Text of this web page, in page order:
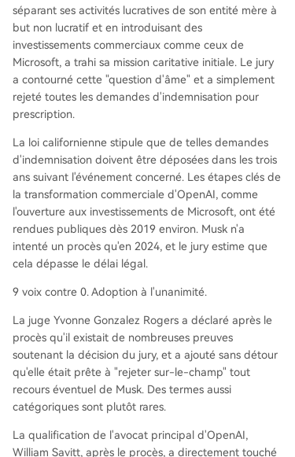
séparant ses activités lucratives de son entité mère à
but non lucratif et en introduisant des
investissements commerciaux comme ceux de
Microsoft, a trahi sa mission caritative initiale. Le jury
a contourné cette "question d'âme" et a simplement
rejeté toutes les demandes d'indemnisation pour
prescription.
La loi californienne stipule que de telles demandes
d'indemnisation doivent être déposées dans les trois
ans suivant l'événement concerné. Les étapes clés de
la transformation commerciale d'OpenAI, comme
l'ouverture aux investissements de Microsoft, ont été
rendues publiques dès 2019 environ. Musk n'a
intenté un procès qu'en 2024, et le jury estime que
cela dépasse le délai légal.
9 voix contre 0. Adoption à l'unanimité.
La juge Yvonne Gonzalez Rogers a déclaré après le
procès qu'il existait de nombreuses preuves
soutenant la décision du jury, et a ajouté sans détour
qu'elle était prête à "rejeter sur-le-champ" tout
recours éventuel de Musk. Des termes aussi
catégoriques sont plutôt rares.
La qualification de l'avocat principal d'OpenAI,
William Savitt, après le procès, a directement touché